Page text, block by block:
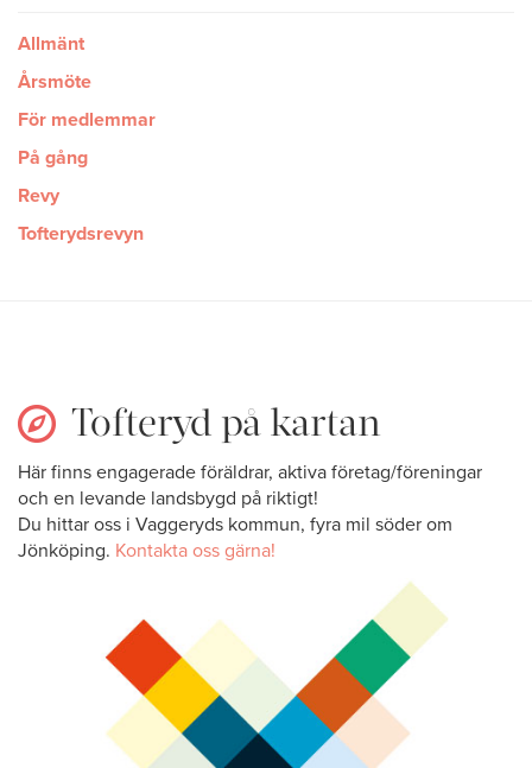
Allmänt
Årsmöte
För medlemmar
På gång
Revy
Tofterydsrevyn
Tofteryd på kartan
Här finns engagerade föräldrar, aktiva företag/föreningar
och en levande landsbygd på riktigt!
Du hittar oss i Vaggeryds kommun, fyra mil söder om
Jönköping. Kontakta oss gärna!